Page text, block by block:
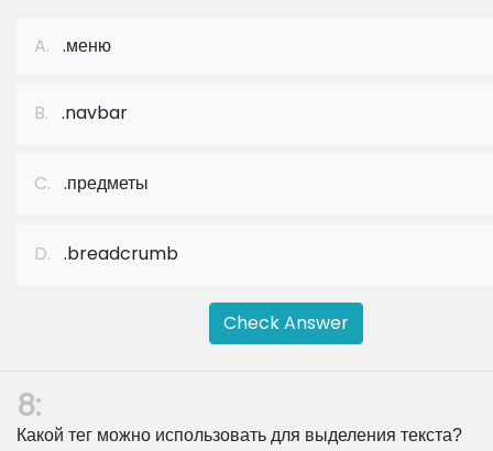
A. .меню
B. .navbar
C. .предметы
D. .breadcrumb
Check Answer
8:
Какой тег можно использовать для выделения текста?